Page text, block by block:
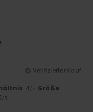
Verifizierter Kauf
: 4/5 Größe:
/5